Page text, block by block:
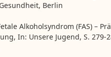
Berlin
Alkoholsyndrom (FAS) –
In: Unsere Jugend, S. 279-